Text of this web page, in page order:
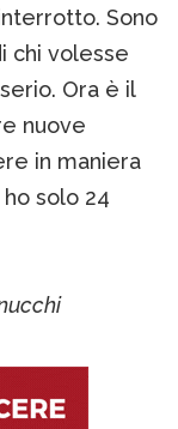
Sono
chi volesse
Ora è il
nuove
in maniera
solo 24